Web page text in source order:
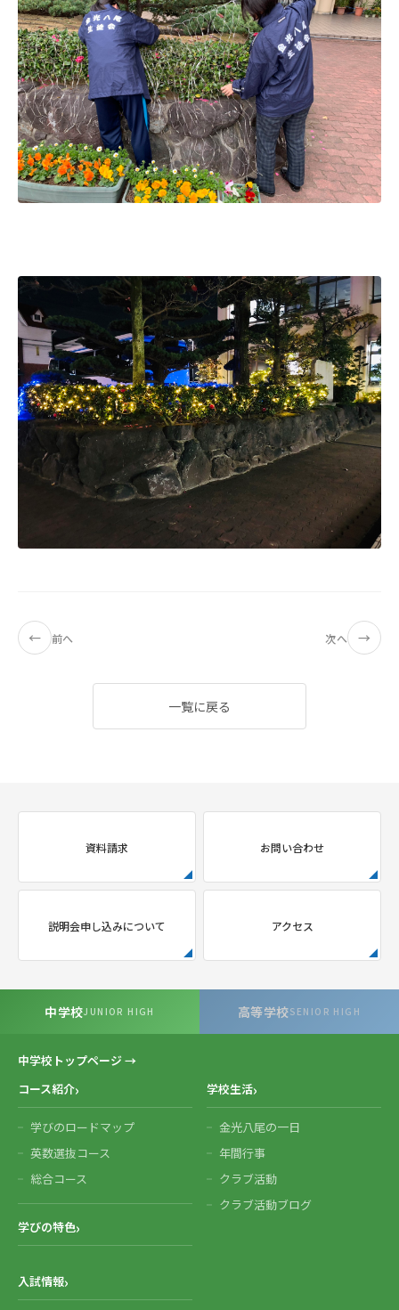
← 前へ 次へ →
一覧に戻る
資料請求 お問い合わせ
説明会申し込みについて アクセス
中学校JUNIOR HIGH 高等学校SENIOR HIGH
中学校トップページ →
コース紹介
学びのロードマップ
英数選抜コース
総合コース
学びの特色
学校生活
金光八尾の一日
年間行事
クラブ活動
クラブ活動ブログ
入試情報